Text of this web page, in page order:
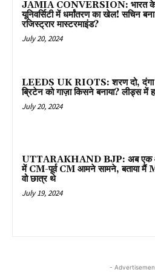
JAMIA CONVERSION: भारत के
यूनिवर्सिटी में धर्मांतरण का खेल! सचिन
रजिस्ट्रार मास्टरमाइंड?
July 20, 2024
LEEDS UK RIOTS: शरण दो, दंगा
ब्रिटेन को गाज़ा किसने बनाया? लीड्स में
July 20, 2024
UTTARAKHAND BJP: अब एक
में CM-पूर्व CM आमने सामने, बताया मैं
वो छात्र थे
July 19, 2024
-